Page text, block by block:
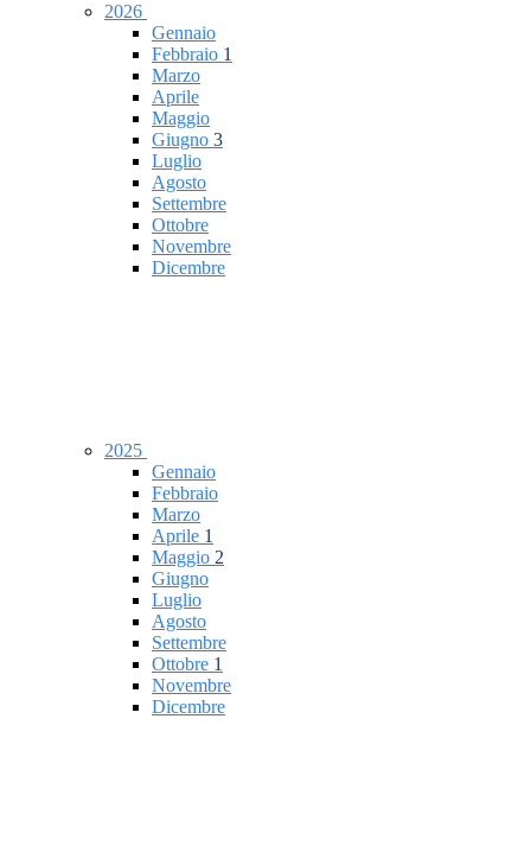
2026
Gennaio
Febbraio 1
Marzo
Aprile
Maggio
Giugno 3
Luglio
Agosto
Settembre
Ottobre
Novembre
Dicembre
2025
Gennaio
Febbraio
Marzo
Aprile 1
Maggio 2
Giugno
Luglio
Agosto
Settembre
Ottobre 1
Novembre
Dicembre